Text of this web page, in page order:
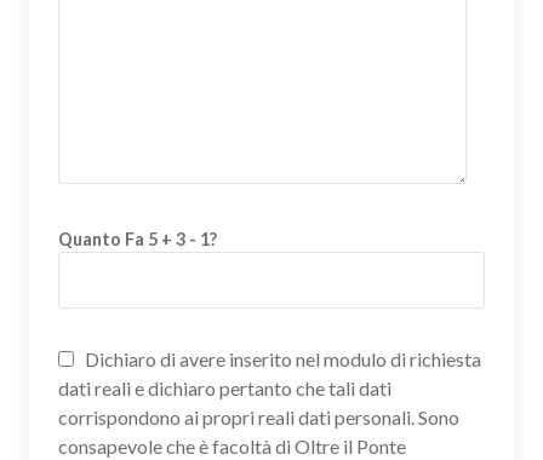
Quanto Fa 5 + 3 - 1?
Dichiaro di avere inserito nel modulo di richiesta
dati reali e dichiaro pertanto che tali dati
corrispondono ai propri reali dati personali. Sono
consapevole che è facoltà di Oltre il Ponte